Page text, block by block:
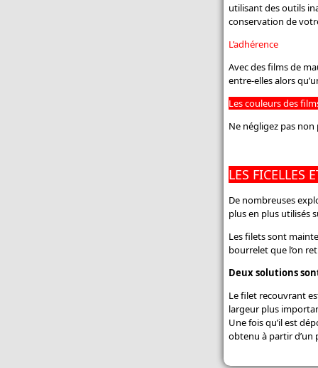
utilisant des outils
conservation de
L’adhérence
Avec des films de
entre-elles alors
Les couleurs des
Ne négligez pas
LES FICELLES
De nombreuses
plus en plus utilisés
Les filets sont
bourrelet que l’on
Deux solutions
Le filet recouvrant
largeur plus
Une fois qu’il est
obtenu à partir d’un